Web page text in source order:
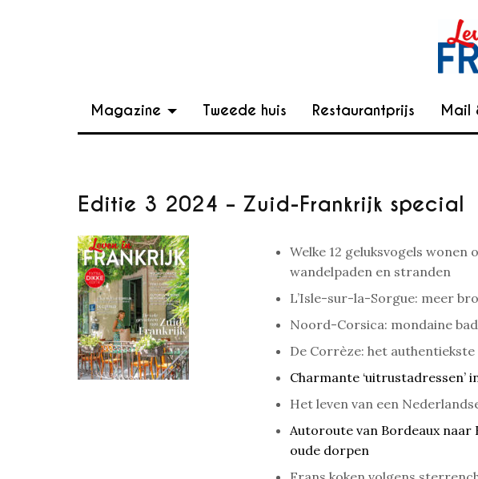
Magazine Tweede huis Restaurantprijs Mail
Editie 3 2024 – Zuid-Frankrijk special
Welke 12 geluksvogels
wandelpaden en stranden
L’Isle-sur-la-Sorgue: meer
Noord-Corsica: mondaine
De Corrèze: het
Charmante ‘uitrustadressen’
Het leven van een
Autoroute van Bordeaux naar
oude dorpen